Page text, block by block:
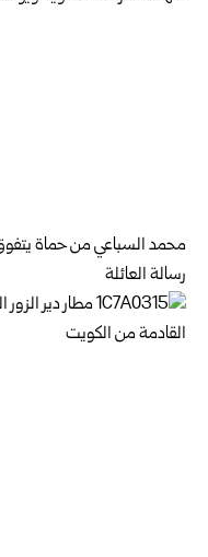
محمد السباعي من حماة
رسالة العائلة